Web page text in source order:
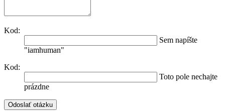
Kod:
Sem napíšte
"iamhuman"
Kod:
Toto pole nechajte
prázdne